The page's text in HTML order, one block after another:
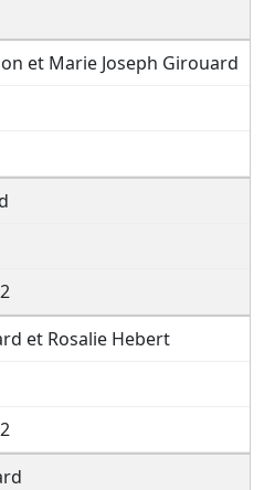
et Marie Joseph Girouard
et Rosalie Hebert